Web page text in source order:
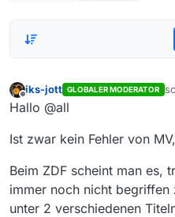
Offline
iks-jott GLOBALER MODERATOR
Hallo @all
Ist zwar kein Fehler von
Beim ZDF scheint man es,
immer noch nicht begriffen
unter 2 verschiedenen